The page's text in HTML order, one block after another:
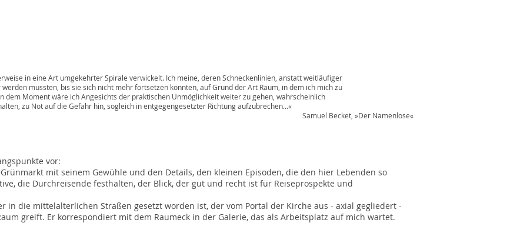
Art umgekehrter Spirale verwickelt. Ich meine, deren Schneckenlinien, anstatt weitläufiger
bis sie sich nicht mehr fortsetzen könnten, auf Grund der Art Raum, in dem ich mich zu
wäre ich Angesichts der praktischen Unmöglichkeit weiter zu gehen, wahrscheinlich
die Gefahr hin, sogleich in entgegengesetzter Richtung aufzubrechen...«
Samuel Becket, »Der Namenlose«
vor:
mit seinem Gewühle und den Details, den kleinen Episoden, die den hier Lebenden so
die Durchreisende festhalten, der Blick, der gut und recht ist für Reiseprospekte und
in die mittelalterlichen Straßen gesetzt worden ist, der vom Portal der Kirche aus - axial gegliedert -
greift. Er korrespondiert mit dem Raumeck in der Galerie, das als Arbeitsplatz auf mich wartet.